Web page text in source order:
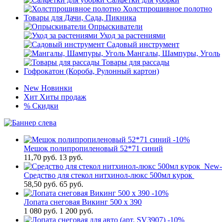
Холстпрошивное полотно
Товары для Дачи, Сада, Пикника
Опрыскиватели
Уход за растениями
Садовый инструмент
Мангалы, Шампуры, Уголь
Товары для рассады
Гофрокатон (Короба, Рулонный картон)
New Новинки
Хит Хиты продаж
% Скидки
-10%
Мешок полипропиленовый 52*71 синий
11,70 руб. 13 руб.
New
Cредство для стекол нитхинол-люкс 500мл курок
58,50 руб. 65 руб.
-10%
Лопата снеговая Викинг 500 х 390
1 080 руб. 1 200 руб.
-10%